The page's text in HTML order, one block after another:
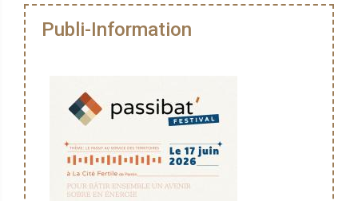
Publi-Information